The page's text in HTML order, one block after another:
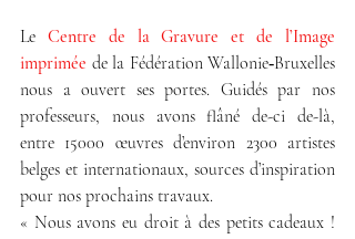
Le Centre de la Gravure et de l’Image
imprimée de la Fédération Wallonie‑Bruxelles
nous a ouvert ses portes. Guidés par nos
professeurs, nous avons flâné de-ci de-là,
entre 15000 œuvres d’environ 2300 artistes
belges et internationaux, sources d’inspiration
pour nos prochains travaux.
« Nous avons eu droit à des petits cadeaux !